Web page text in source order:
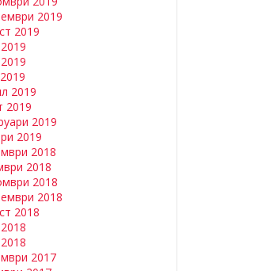
2019
2019
2019
2019
2019
2019
2018
2018
2018
2018
2018
2017